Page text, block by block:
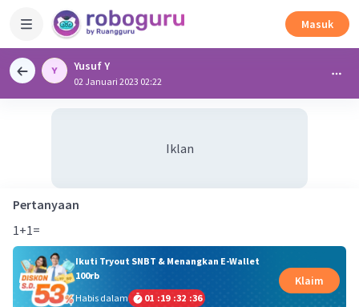
Masuk
Yusuf Y
02 Januari 2023 02:22
Iklan
Pertanyaan
1+1=
Ikuti Tryout SNBT & Menangkan E-Wallet
100rb
Habis dalam
01 :19 :32 :35
Klaim